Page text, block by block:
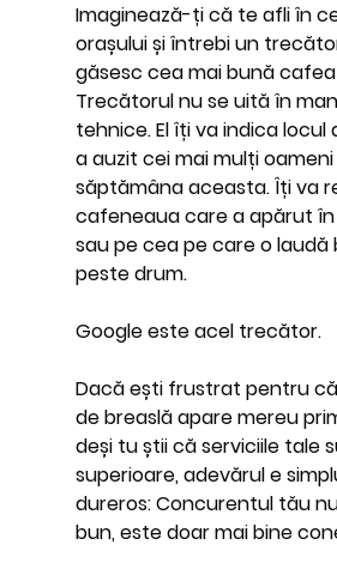
Imaginează-ți că te afli în
orașului și întrebi un
găsesc cea mai bună cafea
Trecătorul nu se uită în
tehnice. El îți va indica locul
a auzit cei mai mulți
săptămâna aceasta. Îți va
cafeneaua care a apărut în
sau pe cea pe care o laudă
peste drum.
Google este acel trecător.
Dacă ești frustrat pentru
de breaslă apare mereu
deși tu știi că serviciile tale
superioare, adevărul e
dureros: Concurentul tău
bun, este doar mai bine